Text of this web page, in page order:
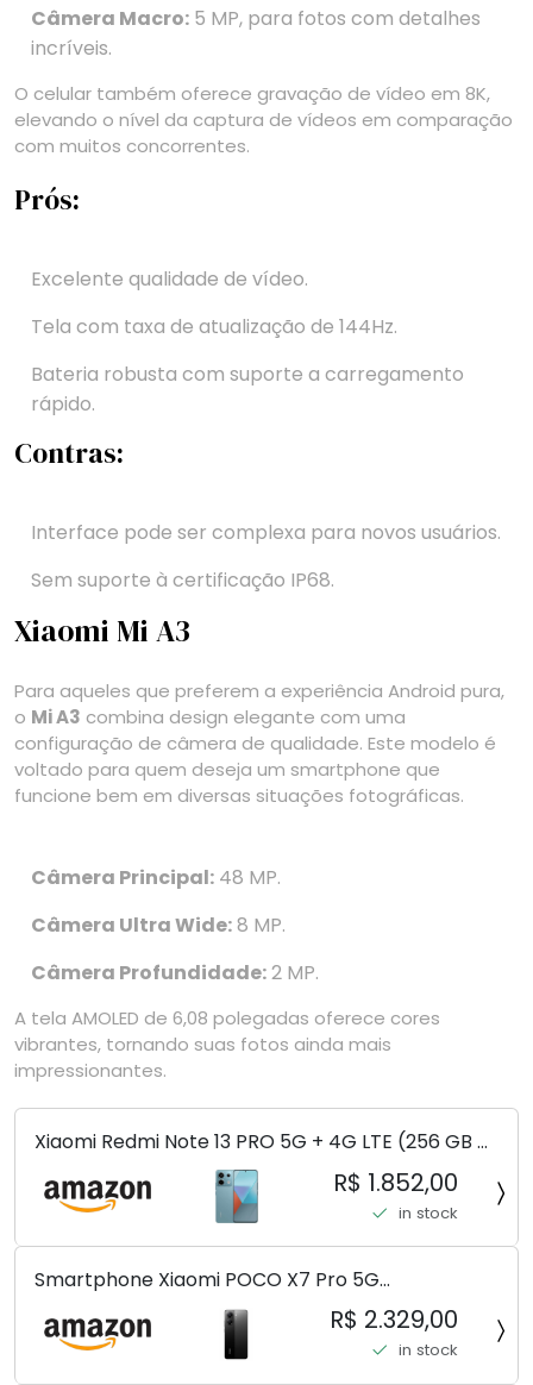
Câmera Macro: 5 MP, para fotos com detalhes
incríveis.
O celular também oferece gravação de vídeo em 8K,
elevando o nível da captura de vídeos em comparação
com muitos concorrentes.
Prós:
Excelente qualidade de vídeo.
Tela com taxa de atualização de 144Hz.
Bateria robusta com suporte a carregamento
rápido.
Contras:
Interface pode ser complexa para novos usuários.
Sem suporte à certificação IP68.
Xiaomi Mi A3
Para aqueles que preferem a experiência Android pura,
o Mi A3 combina design elegante com uma
configuração de câmera de qualidade. Este modelo é
voltado para quem deseja um smartphone que
funcione bem em diversas situações fotográficas.
Câmera Principal: 48 MP.
Câmera Ultra Wide:8 MP.
Câmera Profundidade:2 MP.
A tela AMOLED de 6,08 polegadas oferece cores
vibrantes, tornando suas fotos ainda mais
impressionantes.
Xiaomi Redmi Note 13 PRO 5G + 4G LTE (256 GB +
8 GB) 200 MP Triplo (Mobile Mint Tello e) +
(Pacote de carregador duplo de carro rápido)
(Ocean Teal (ROM))
R$ 1.852,00
in stock
Smartphone Xiaomi POCO X7 Pro 5G
8+256GB/12+256GB/12+512GB
R$ 2.329,00
in stock